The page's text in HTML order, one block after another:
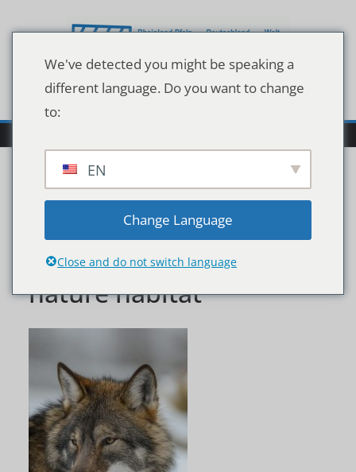
Inhalt
Gray wolf in the winter
forest. Wolf in the
nature habitat
We've detected you might be speaking a
different language. Do you want to change
to:
EN
Change Language
Close and do not switch language